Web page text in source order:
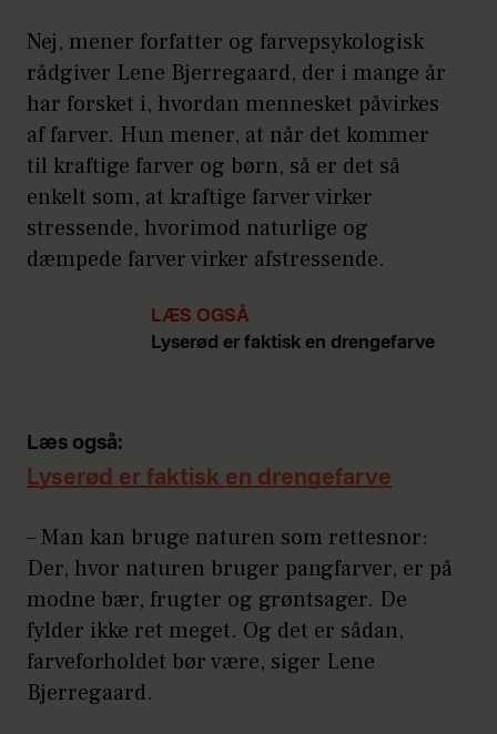
fortalt barnet til at fokusere på én
impuls.
giver mental fleksibilitet og er
den farve, der gør det muligt at lære.
Læring er i sin essens refleksion, og vi
reflekterer generelt via sproget.
Derfor er gul også farven for
kommunikation.
fortalt barnet til at sætte ord på en
hændelse.
Nej, mener forfatter og farvepsykologisk
rådgiver Lene Bjerregaard, der i mange år
har forsket i, hvordan mennesket påvirkes
af farver. Hun mener, at når det kommer
til kraftige farver og børn, så er det så
enkelt som, at kraftige farver virker
stressende, hvorimod naturlige og
dæmpede farver virker afstressende.
LÆS OGSÅ
Lyserød er faktisk en drengefarve
Læs også:
Lyserød er faktisk en drengefarve
– Man kan bruge naturen som rettesnor:
Der, hvor naturen bruger pangfarver, er på
modne bær, frugter og grøntsager. De
fylder ikke ret meget. Og det er sådan,
farveforholdet bør være, siger Lene
Bjerregaard.